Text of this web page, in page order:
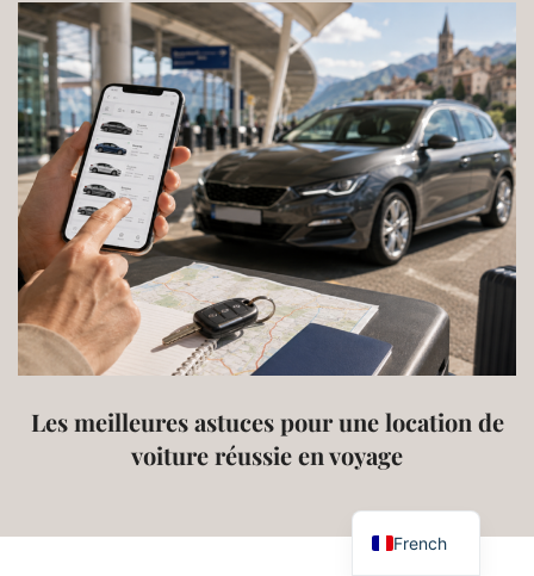
Les meilleures astuces pour une location de
voiture réussie en voyage
French